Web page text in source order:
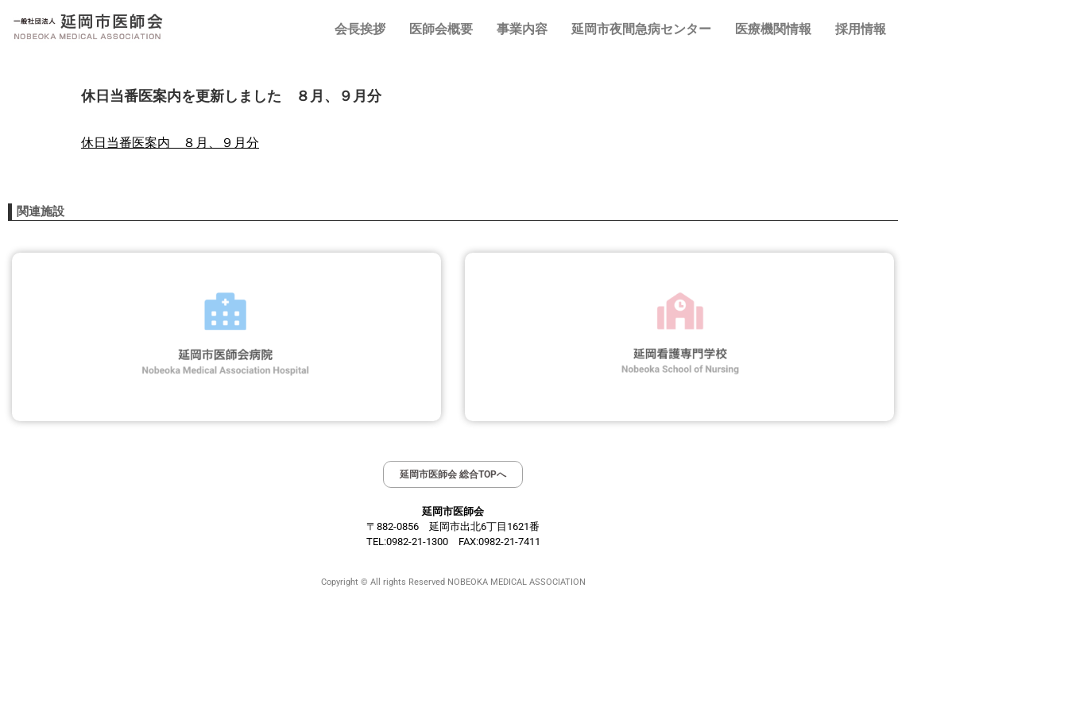
会長挨拶 医師会概要 事業内容 延岡市夜間急病センター 医療機関情報 採用情報
休日当番医案内を更新しました ８月、９月分
休日当番医案内 ８月、９月分
関連施設
延岡市医師会 総合TOPへ
延岡市医師会
〒882-0856 延岡市出北6丁目1621番
TEL:0982-21-1300 FAX:0982-21-7411
Copyright © All rights Reserved NOBEOKA MEDICAL ASSOCIATION